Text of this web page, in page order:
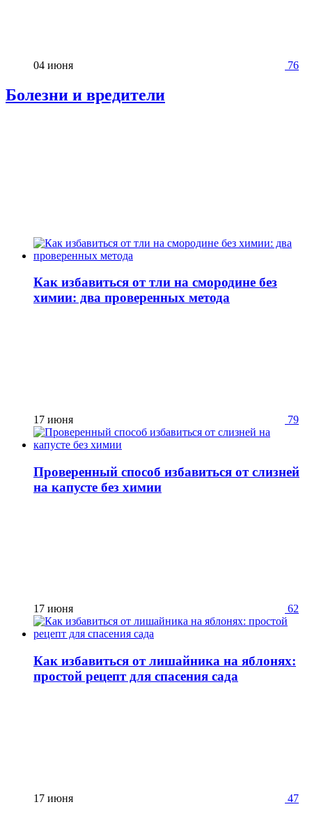
04 июня 76
Болезни и вредители
Как избавиться от тли на смородине без
химии: два проверенных метода
17 июня 79
Проверенный способ избавиться от слизней
на капусте без химии
17 июня 62
Как избавиться от лишайника на яблонях:
простой рецепт для спасения сада
17 июня 47